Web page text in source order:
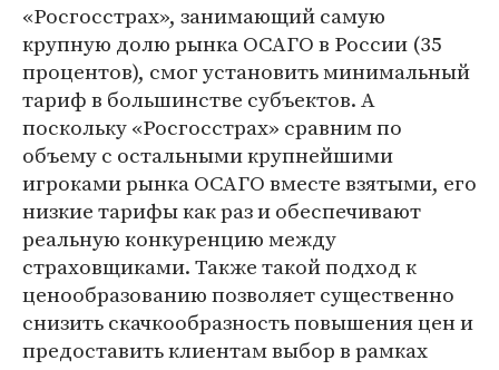
«Росгосстрах», занимающий самую
крупную долю рынка ОСАГО в России (35
процентов), смог установить минимальный
тариф в большинстве субъектов. А
поскольку «Росгосстрах» сравним по
объему с остальными крупнейшими
игроками рынка ОСАГО вместе взятыми, его
низкие тарифы как раз и обеспечивают
реальную конкуренцию между
страховщиками. Также такой подход к
ценообразованию позволяет существенно
снизить скачкообразность повышения цен и
предоставить клиентам выбор в рамках